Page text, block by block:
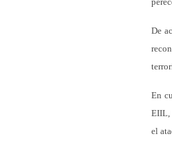
De
En
EIIL,
el